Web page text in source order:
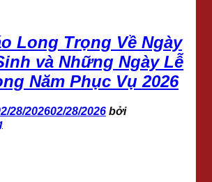
Long Trọng Về Ngày
và Những Ngày Lễ
Năm Phục Vụ 2026
28/202602/28/2026 bởi